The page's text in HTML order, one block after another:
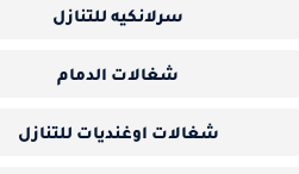
سرلانكيه للتنازل
شغالات الدمام
شغالات اوغنديات للتنازل